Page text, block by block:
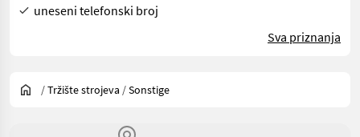
uneseni telefonski broj
Sva priznanja
/Tržište strojeva /Sonstige